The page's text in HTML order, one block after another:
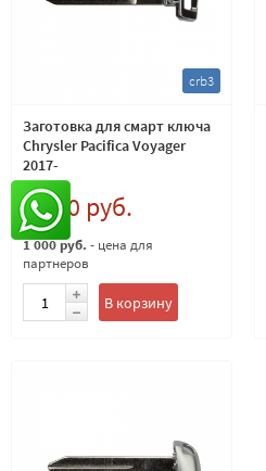
crb3
Заготовка для смарт ключа
Chrysler Pacifica Voyager
2017-
1 200 руб.
1 000 руб. - цена для
партнеров
В корзину